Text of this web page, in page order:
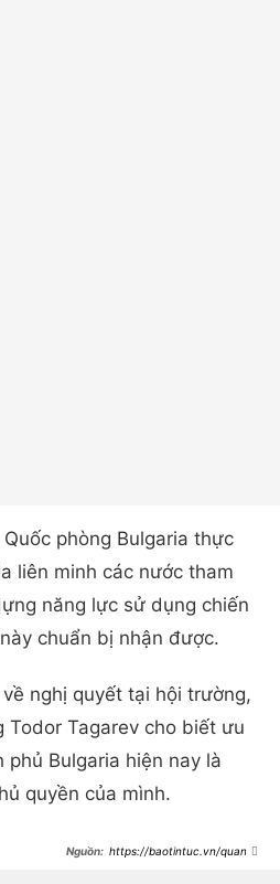
phòng Bulgaria thực
liên minh các nước tham
năng lực sử dụng chiến
chuẩn bị nhận được.
nghị quyết tại hội trường,
Todor Tagarev cho biết ưu
Bulgaria hiện nay là
quyền của mình.
https://baotintuc.vn/quan-